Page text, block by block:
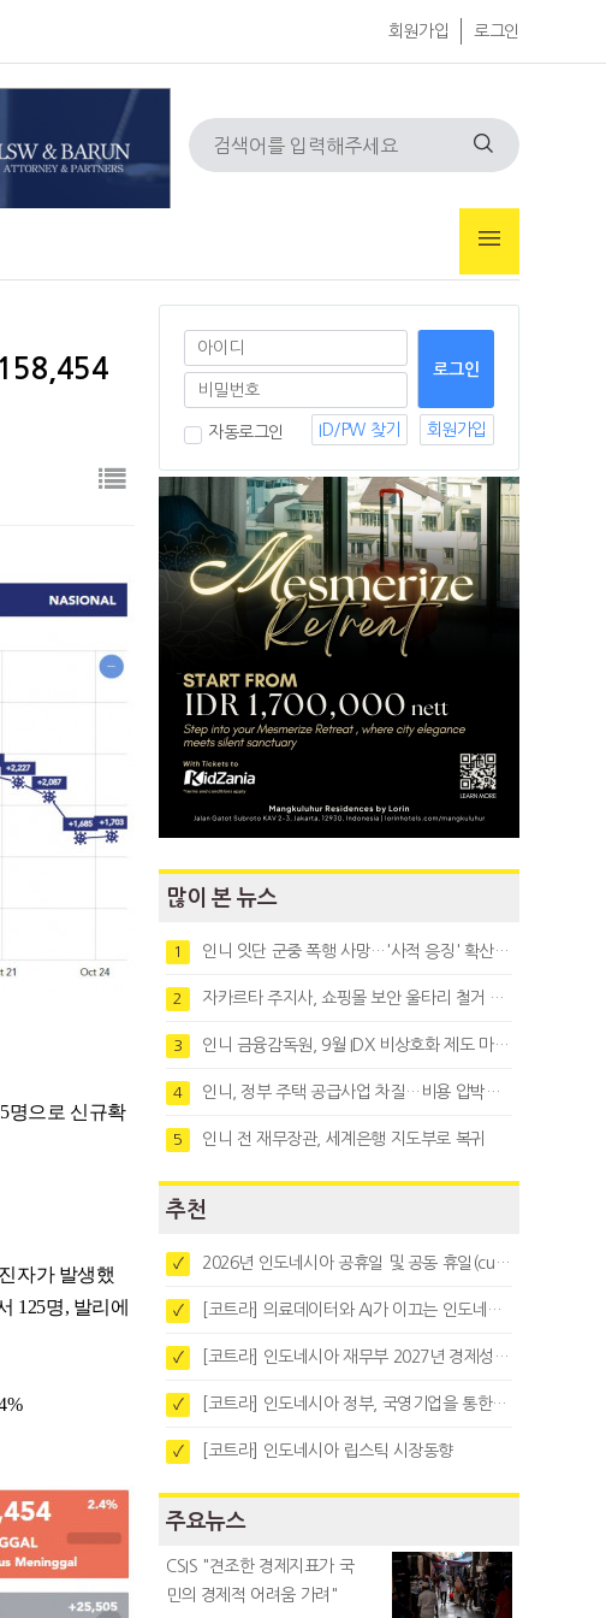
회원가입 로그인
명으로 신규확
자가 발생했
125명, 발리에
자동로그인 ID/PW 찾기 회원가입
많이 본 뉴스
1 인니 잇단 군중 폭행 사망…'사적 응징' 확산에 법치 우려
2 자카르타 주지사, 쇼핑몰 보안 울타리 철거 요청…"치안 문제없다"
3 인니 금융감독원, 9월 IDX 비상호화 제도 마련…주식회사 전환 본격화
4 인니, 정부 주택 공급사업 차질…비용 압박과 수요부진 탓
5 인니 전 재무장관, 세계은행 지도부로 복귀
추천
✓ 2026년 인도네시아 공휴일 및 공동 휴일(cuti bersama)
✓ [코트라] 의료데이터와 AI가 이끄는 인도네시아 디지털 헬스케어 시장 트렌드
✓ [코트라] 인도네시아 재무부 2027년 경제성장 전망 및 목표 발표
✓ [코트라] 인도네시아 정부, 국영기업을 통한 석탄·팜유·합금철 수출 중앙집중화 추진
✓ [코트라] 인도네시아 립스틱 시장동향
주요뉴스
CSIS "견조한 경제지표가 국
민의 경제적 어려움 가려"